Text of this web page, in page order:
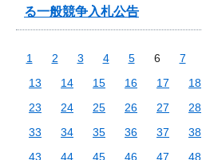
る一般競争入札公告
1 2 3 4 5 6 7
13
14 15 16 17 18
23
24 25 26 27 28
33
34 35 36 37 38
43
44 45 46 47 48